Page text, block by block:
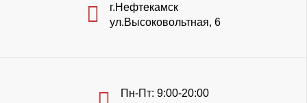
г.Нефтекамск
ул.Высоковольтная, 6
Пн-Пт: 9:00-20:00